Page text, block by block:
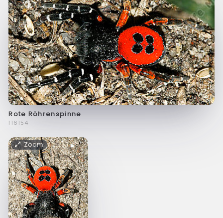
Rote Röhrenspinne
f16154
Zoom